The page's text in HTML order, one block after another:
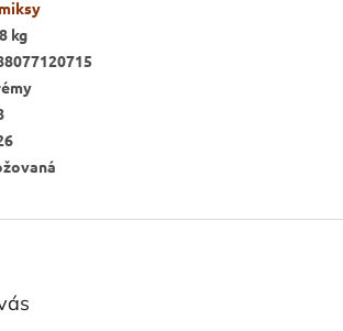
kg